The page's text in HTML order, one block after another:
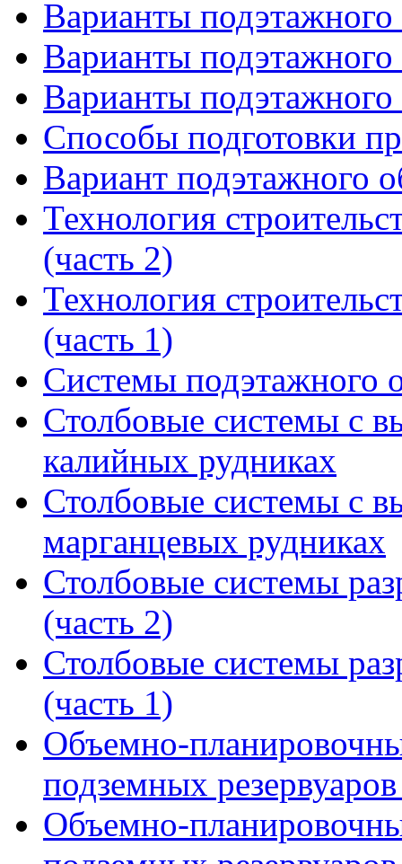
Варианты
Варианты
Варианты
Способы подготовки
Вариант подэтажного
Технология
(часть 2)
Технология
(часть 1)
Системы подэтажного
Столбовые системы с
калийных рудниках
Столбовые системы с
марганцевых рудниках
Столбовые системы
(часть 2)
Столбовые системы
(часть 1)
Объемно-
подземных
Объемно-